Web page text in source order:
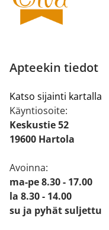
Apteekin tiedot
Katso sijainti kartalla
Käyntiosoite:
Keskustie 52
19600 Hartola
Avoinna:
ma-pe 8.30 - 17.00
la 8.30 - 14.00
su ja pyhät suljettu